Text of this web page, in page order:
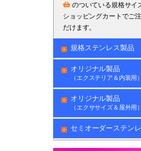
のついている規格サイ
ショッピングカートでご
だけます。
規格ステンレス製品
オリジナル製品
（エクステリア＆内装用）
オリジナル製品
（エクササイズ＆屋外用）
セミオーダーステン